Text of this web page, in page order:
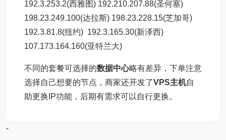
192.3.253.2(西雅图) 192.210.207.88(圣何塞)
198.23.249.100(达拉斯) 198.23.228.15(芝加哥)
192.3.81.8(纽约) 192.3.165.30(新泽西)
107.173.164.160(亚特兰大)
不同的套餐可选择的数据中心略有差异，下单注意
选择自己想要的节点，商家还开发了VPS主机自
助更换IP功能，后期有需求可以自行更换。
-